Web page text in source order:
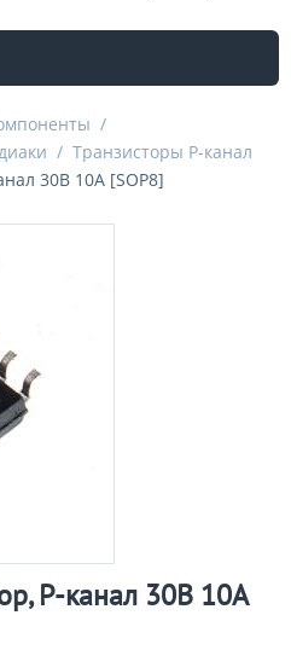
/
/ Транзисторы P-канал
30В 10А [SOP8]
P-канал 30В 10А